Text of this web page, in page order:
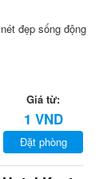
đẹp sống động
Giá từ:
1 VND
Đặt phòng